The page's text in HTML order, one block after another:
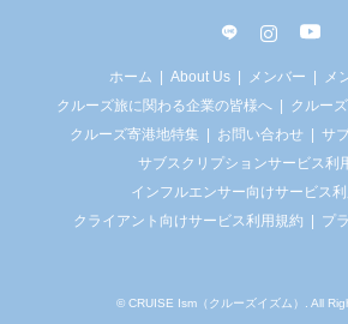
ホーム About Us メンバー
メ
クルーズ旅に関わる企業の皆様へ
クルー
クルーズ寄港地特集
お問い合わせ
サ
サブスクリプションサービス利
インフルエンサー向けサービス
クライアント向けサービス利用規約
プ
© CRUISE Ism（クルーズイズム） . All